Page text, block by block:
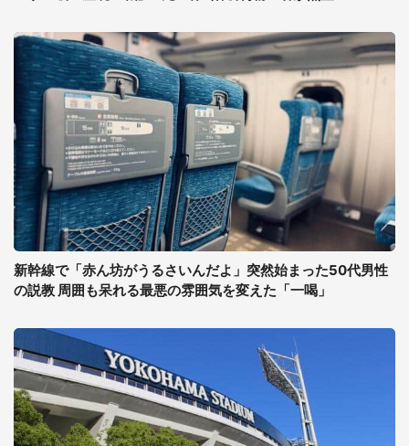
新幹線で「赤ん坊がうるさいんだよ」突然始まった50代男性
の説教 周囲も呆れる最悪の雰囲気を変えた「一喝」